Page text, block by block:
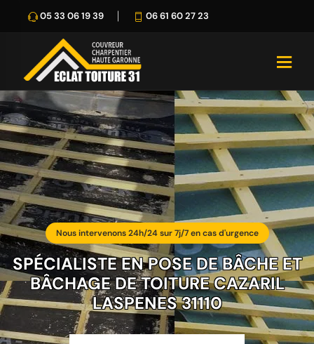
05 33 06 19 39 06 61 60 27 23
Nous intervenons 24h/24 sur 7j/7 en cas d'urgence
SPÉCIALISTE EN POSE DE BÂCHE ET
BÂCHAGE DE TOITURE CAZARIL
LASPENES 31110